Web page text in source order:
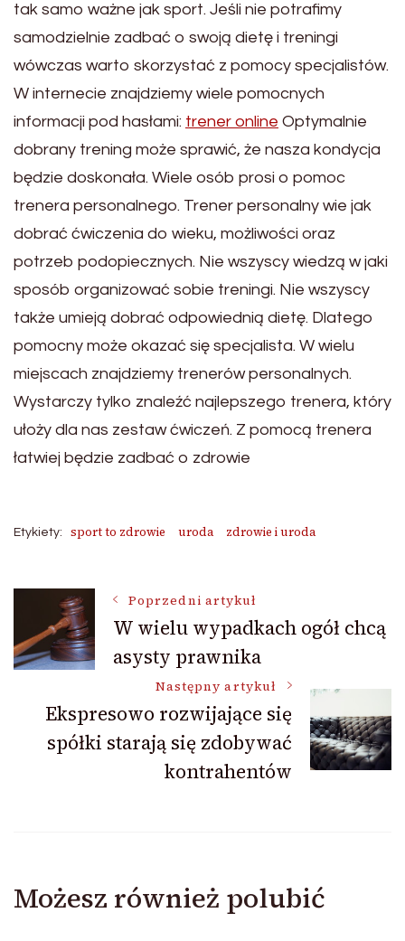
tak samo ważne jak sport. Jeśli nie potrafimy
samodzielnie zadbać o swoją dietę i treningi
wówczas warto skorzystać z pomocy specjalistów.
W internecie znajdziemy wiele pomocnych
informacji pod hasłami: trener online Optymalnie
dobrany trening może sprawić, że nasza kondycja
będzie doskonała. Wiele osób prosi o pomoc
trenera personalnego. Trener personalny wie jak
dobrać ćwiczenia do wieku, możliwości oraz
potrzeb podopiecznych. Nie wszyscy wiedzą w jaki
sposób organizować sobie treningi. Nie wszyscy
także umieją dobrać odpowiednią dietę. Dlatego
pomocny może okazać się specjalista. W wielu
miejscach znajdziemy trenerów personalnych.
Wystarczy tylko znaleźć najlepszego trenera, który
ułoży dla nas zestaw ćwiczeń. Z pomocą trenera
łatwiej będzie zadbać o zdrowie
Etykiety: sport to zdrowie uroda zdrowie i uroda
Nawigacja
wpisu
Poprzedni artykuł
W wielu wypadkach ogół chcą
asysty prawnika
Następny artykuł
Ekspresowo rozwijające się
spółki starają się zdobywać
kontrahentów
Możesz również polubić